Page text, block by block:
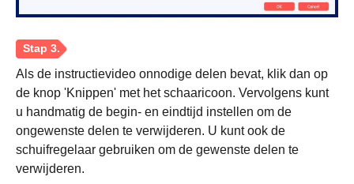
Als de instructievideo onnodige delen bevat, klik dan op
de knop 'Knippen' met het schaaricoon. Vervolgens kunt
u handmatig de begin- en eindtijd instellen om de
ongewenste delen te verwijderen. U kunt ook de
schuifregelaar gebruiken om de gewenste delen te
verwijderen.